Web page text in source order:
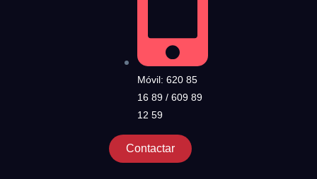
Móvil: 620 85
16 89 / 609 89
12 59
Contactar